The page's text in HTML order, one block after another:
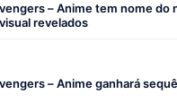
– Anime tem nome do
revelados
– Anime ganhará